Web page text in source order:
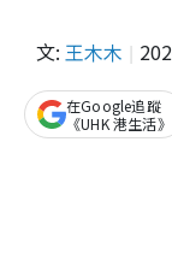
文: 王木木
在Google追蹤
《UHK 港生活》